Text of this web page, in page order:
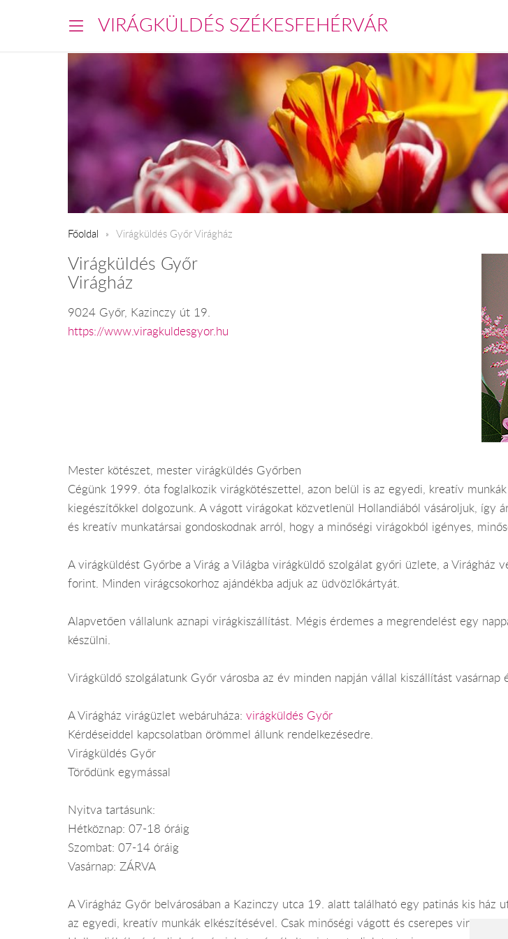
VIRÁGKÜLDÉS SZÉKESFEHÉRVÁR
Főoldal Virágküldés Győr Virágház
Virágküldés Győr
Virágház
9024 Győr, Kazinczy út 19.
https://www.viragkuldesgyor.hu
Mester kötészet, mester virágküldés Győrben
Cégünk 1999. óta foglalkozik virágkötészettel, azon belül is az egyedi, kreatív
kiegészítőkkel dolgozunk. A vágott virágokat közvetlenül Hollandiából vásároljuk,
és kreatív munkatársai gondoskodnak arról, hogy a minőségi virágokból igényes,
A virágküldést Győrbe a Virág a Világba virágküldő szolgálat győri üzlete, a
forint. Minden virágcsokorhoz ajándékba adjuk az üdvözlőkártyát.
Alapvetően vállalunk aznapi virágkiszállítást. Mégis érdemes a megrendelést egy
készülni.
Virágküldő szolgálatunk Győr városba az év minden napján vállal kiszállítást vasárnap
A Virágház virágüzlet webáruháza: virágküldés Győr
Kérdéseiddel kapcsolatban örömmel állunk rendelkezésedre.
Virágküldés Győr
Törődünk egymással
Nyitva tartásunk:
Hétköznap: 07-18 óráig
Szombat: 07-14 óráig
Vasárnap: ZÁRVA
A Virágház Győr belvárosában a Kazinczy utca 19. alatt található egy patinás kis
az egyedi, kreatív munkák elkészítésével. Csak minőségi vágott és cserepes